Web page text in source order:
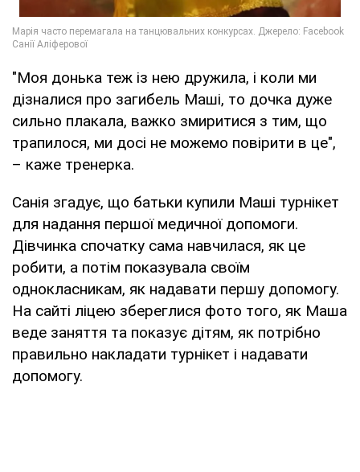
"Моя донька теж із нею дружила, і коли ми
дізналися про загибель Маші, то дочка дуже
сильно плакала, важко змиритися з тим, що
трапилося, ми досі не можемо повірити в це",
– каже тренерка.
Санія згадує, що батьки купили Маші турнікет
для надання першої медичної допомоги.
Дівчинка спочатку сама навчилася, як це
робити, а потім показувала своїм
однокласникам, як надавати першу допомогу.
На сайті ліцею збереглися фото того, як Маша
веде заняття та показує дітям, як потрібно
правильно накладати турнікет і надавати
допомогу.